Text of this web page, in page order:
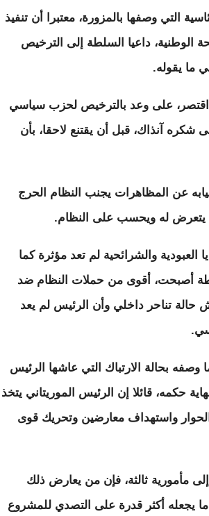
التي وصفها بالمزورة، معتبرا أن تنفيذ
الوطنية، داعيا السلطة إلى الترخيص
ما يقوله.
اقتصر، على وعد بالترخيص لحزب سياسي
شكره آنذاك، قبل أن يقتنع لاحقا، بأن
عن المظاهرات يجنب النظام الحرج
يتعرض له ويحسب على النظام.
العبودية والشرائحية لم تعد مؤثرة كما
أصبحت، أقوى من حملات النظام ضد
حالة تناحر داخلي وأن الرئيس لم يعد
وصفه بحالة الارتباك التي عاشها الرئيس
حكمه، قائلا إن الرئيس الموريتاني يتخذ
واستهداف معارضين وتحريك قوى
مأمورية ثالثة، فإن من يعارض ذلك
يجعله أكثر قدرة على التصدي للمشروع